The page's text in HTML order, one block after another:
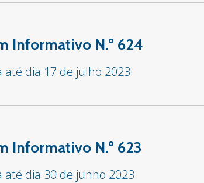
Informativo N.º 624
dia 17 de julho 2023
Informativo N.º 623
dia 30 de junho 2023